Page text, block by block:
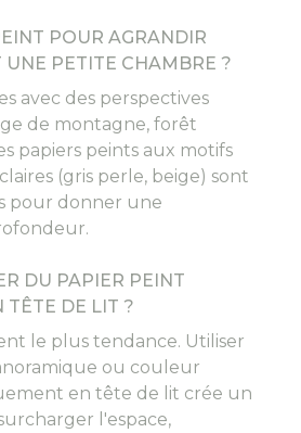
POUR AGRANDIR
PETITE CHAMBRE ?
avec des perspectives
de montagne, forêt
papiers peints aux motifs
(gris perle, beige) sont
pour donner une
DU PAPIER PEINT
TÊTE DE LIT ?
le plus tendance. Utiliser
ou couleur
en tête de lit crée un
l'espace,